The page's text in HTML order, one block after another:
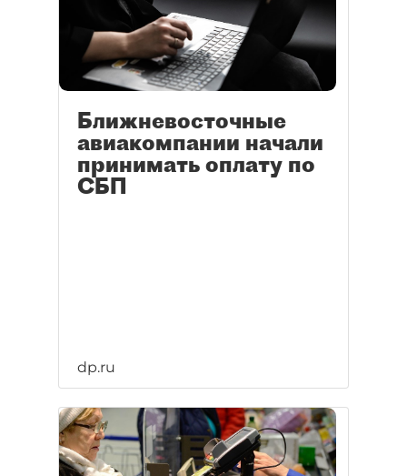
Ближневосточные
авиакомпании начали
принимать оплату по
СБП
dp.ru